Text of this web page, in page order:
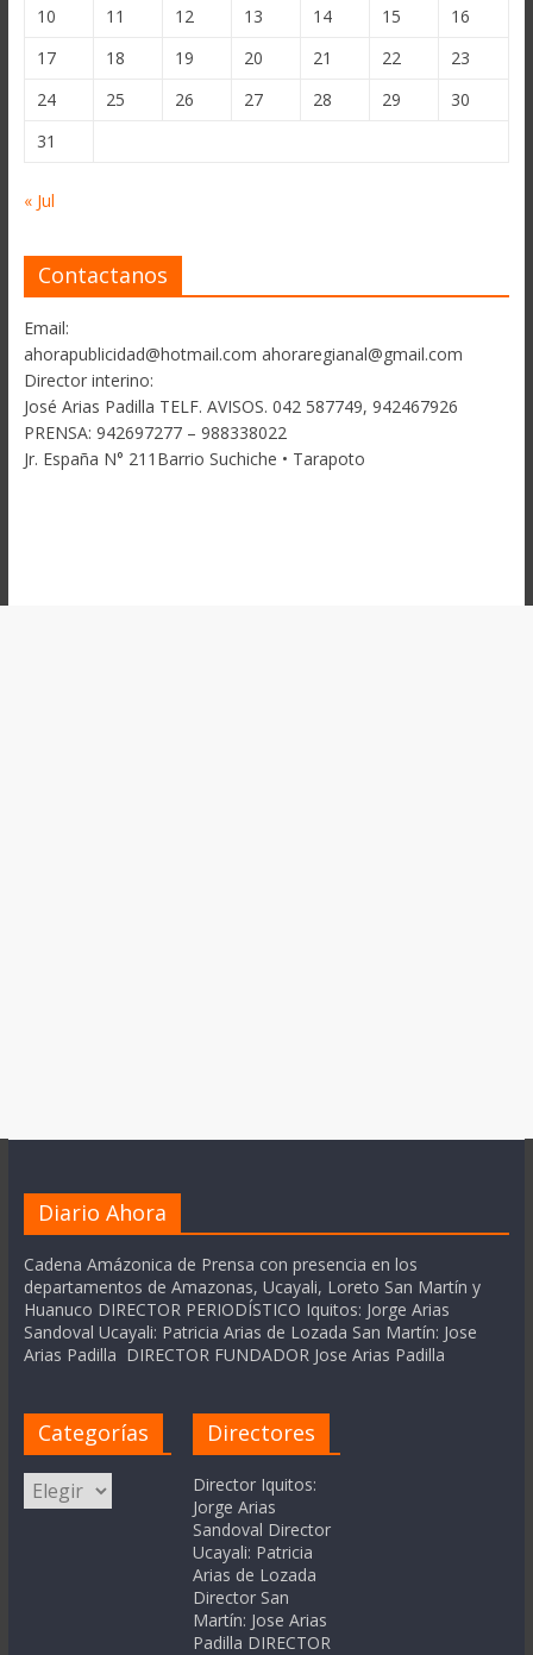
10
11 12 13 14 15
16
17
18 19 20 21 22
23
24
25 26 27 28 29
30
31
« Jul
Contactanos
Email:
ahorapublicidad@hotmail.com ahoraregianal@gmail.com
Director interino:
José Arias Padilla TELF. AVISOS. 042 587749, 942467926
PRENSA: 942697277 – 988338022
Jr. España N° 211Barrio Suchiche • Tarapoto
Diario Ahora
Cadena Amázonica de Prensa con presencia en los
departamentos de Amazonas, Ucayali, Loreto San Martín y
Huanuco DIRECTOR PERIODÍSTICO Iquitos: Jorge Arias
Sandoval Ucayali: Patricia Arias de Lozada San Martín: Jose
Arias Padilla DIRECTOR FUNDADOR Jose Arias Padilla
Categorías
Categorías
Directores
Director Iquitos:
Jorge Arias
Sandoval Director
Ucayali: Patricia
Arias de Lozada
Director San
Martín: Jose Arias
Padilla DIRECTOR